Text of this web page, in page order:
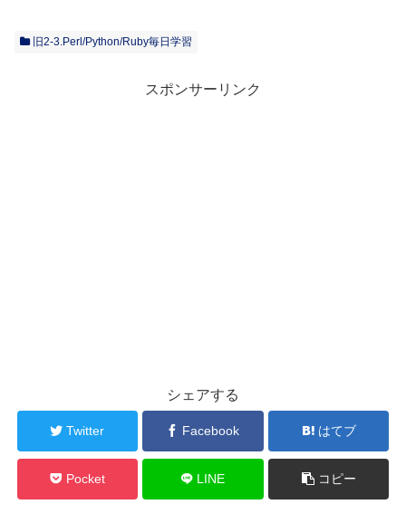
旧2-3.Perl/Python/Ruby毎日学習
スポンサーリンク
シェアする
Twitter Facebook はてブ
Pocket LINE コピー